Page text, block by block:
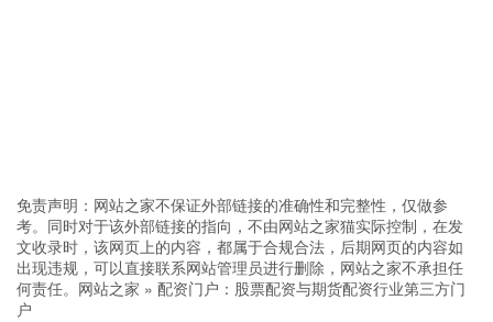
免责声明：网站之家不保证外部链接的准确性和完整性，仅做参
考。同时对于该外部链接的指向，不由网站之家猫实际控制，在发
文收录时，该网页上的内容，都属于合规合法，后期网页的内容如
出现违规，可以直接联系网站管理员进行删除，网站之家不承担任
何责任。 网站之家 » 配资门户：股票配资与期货配资行业第三方门
户